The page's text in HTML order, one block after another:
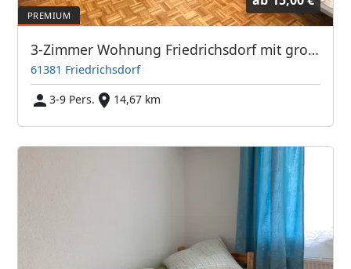
3-Zimmer Wohnung Friedrichsdorf mit großem Balkon TV's
61381 Friedrichsdorf
3-9 Pers.
14,67 km